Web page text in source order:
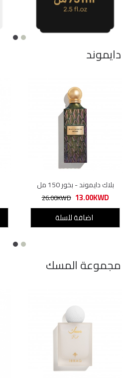
دايموند
بلاك دايموند - بخور 150 مل
26.00KWD 13.00KWD
اضافة للسلة
مجموعة المسك